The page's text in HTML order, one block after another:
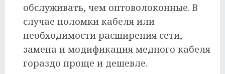
обслуживать, чем оптоволоконные. В
случае поломки кабеля или
необходимости расширения сети,
замена и модификация медного кабеля
гораздо проще и дешевле.